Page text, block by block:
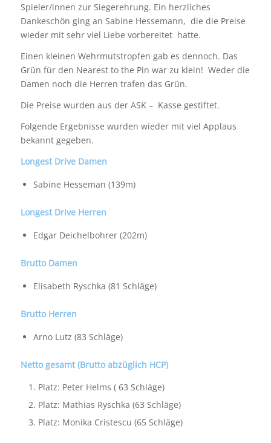
Spieler/innen zur Siegerehrung. Ein herzliches
Dankeschön ging an Sabine Hessemann, die die Preise
wieder mit sehr viel Liebe vorbereitet hatte.
Einen kleinen Wehrmutstropfen gab es dennoch. Das
Grün für den Nearest to the Pin war zu klein! Weder die
Damen noch die Herren trafen das Grün.
Die Preise wurden aus der ASK – Kasse gestiftet.
Folgende Ergebnisse wurden wieder mit viel Applaus
bekannt gegeben.
Longest Drive Damen
Sabine Hesseman (139m)
Longest Drive Herren
Edgar Deichelbohrer (202m)
Brutto Damen
Elisabeth Ryschka (81 Schläge)
Brutto Herren
Arno Lutz (83 Schläge)
Netto gesamt (Brutto abzüglich HCP)
Platz: Peter Helms ( 63 Schläge)
Platz: Mathias Ryschka (63 Schläge)
Platz: Monika Cristescu (65 Schläge)